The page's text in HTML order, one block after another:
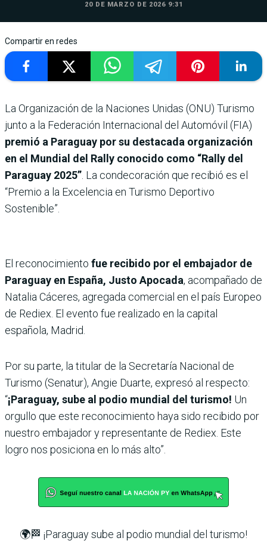
20 DE MARZO DE 2026 9:31
Compartir en redes
La Organización de la Naciones Unidas (ONU) Turismo
junto a la Federación Internacional del Automóvil (FIA)
premió a Paraguay por su destacada organización
en el Mundial del Rally conocido como “Rally del
Paraguay 2025” . La condecoración que recibió es el
“Premio a la Excelencia en Turismo Deportivo
Sostenible”.
El reconocimiento fue recibido por el embajador de
Paraguay en España, Justo Apocada, acompañado de
Natalia Cáceres, agregada comercial en el país Europeo
de Rediex. El evento fue realizado en la capital
española, Madrid.
Por su parte, la titular de la Secretaría Nacional de
Turismo (Senatur), Angie Duarte, expresó al respecto:
“¡Paraguay, sube al podio mundial del turismo! Un
orgullo que este reconocimiento haya sido recibido por
nuestro embajador y representante de Rediex. Este
logro nos posiciona en lo más alto”.
🌍🏁 ¡Paraguay sube al podio mundial del turismo!